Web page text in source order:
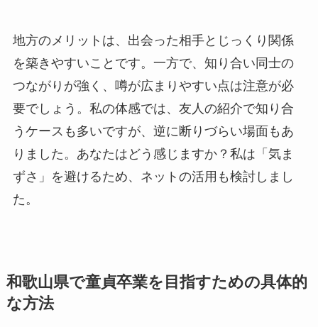
地方のメリットは、出会った相手とじっくり関係
を築きやすいことです。一方で、知り合い同士の
つながりが強く、噂が広まりやすい点は注意が必
要でしょう。私の体感では、友人の紹介で知り合
うケースも多いですが、逆に断りづらい場面もあ
りました。あなたはどう感じますか？私は「気ま
ずさ」を避けるため、ネットの活用も検討しまし
た。
和歌山県で童貞卒業を目指すための具体的
な方法